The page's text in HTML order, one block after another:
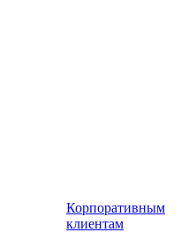
Корпоративным
клиентам